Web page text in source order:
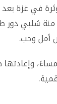
شلبي دور
أمل وحب.